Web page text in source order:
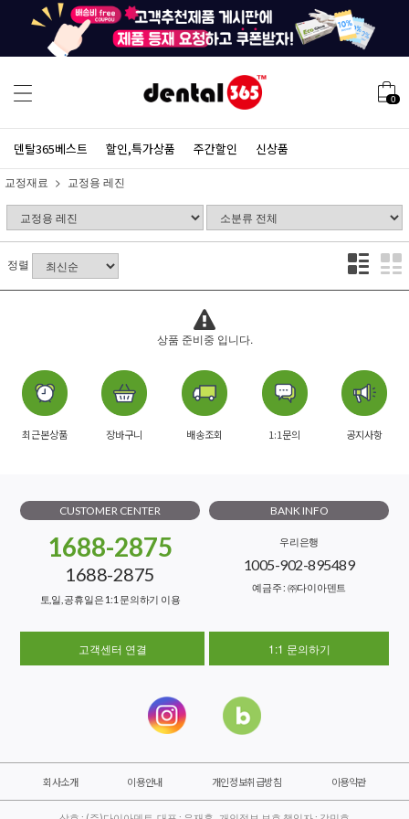
0
덴탈365베스트 할인,특가상품 주간할인 신상품
교정재료 교정용 레진
정렬
상품 준비중 입니다.
최근본상품 장바구니 배송조회 1:1문의 공지사항
CUSTOMER CENTER
1688-2875
1688-2875
토,일, 공휴일은 1:1 문의하기 이용
BANK INFO
우리은행
1005-902-895489
예금주 : ㈜다이아덴트
고객센터 연결 1:1 문의하기
회사소개 이용안내 개인정보취급방침 이용약관